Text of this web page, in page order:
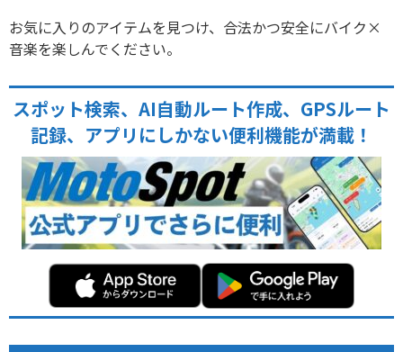
お気に入りのアイテムを見つけ、合法かつ安全にバイク×
音楽を楽しんでください。
スポット検索、AI自動ルート作成、GPSルート
記録、アプリにしかない便利機能が満載！